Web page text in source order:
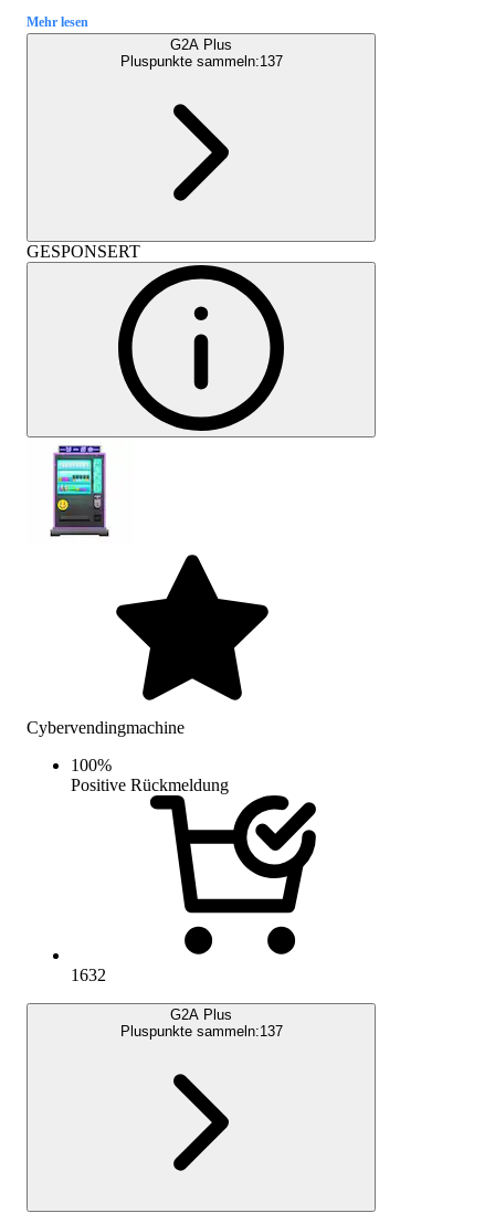
Mehr lesen
G2A Plus
Pluspunkte sammeln:137
GESPONSERT
Cybervendingmachine
100%
Positive Rückmeldung
1632
G2A Plus
Pluspunkte sammeln:137